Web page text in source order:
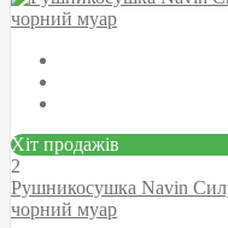
Хіт продажів
2
Рушникосушка Navin
чорний муар